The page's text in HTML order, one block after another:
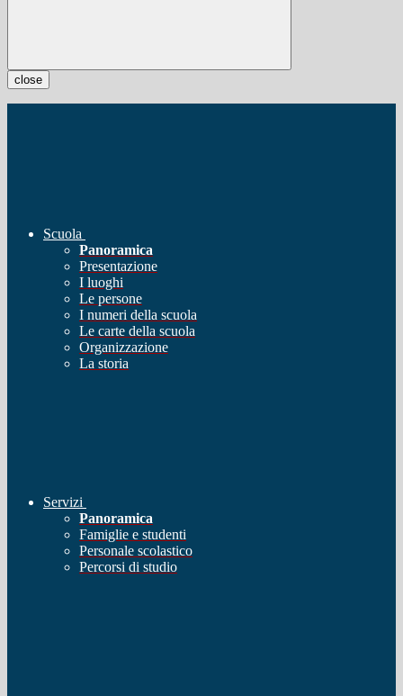
close
Scuola
Panoramica
Presentazione
I luoghi
Le persone
I numeri della scuola
Le carte della scuola
Organizzazione
La storia
Servizi
Panoramica
Famiglie e studenti
Personale scolastico
Percorsi di studio